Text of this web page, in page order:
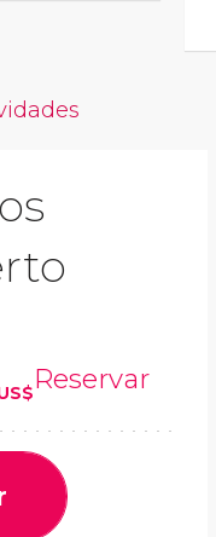
Reservar